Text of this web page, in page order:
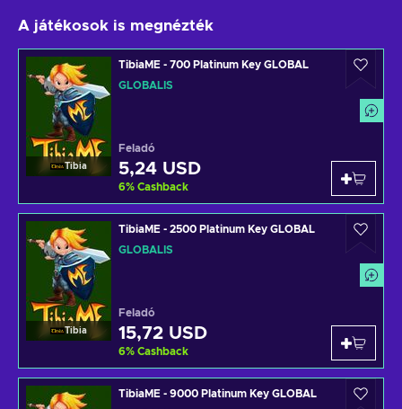
A játékosok is megnézték
Tibia
TibiaME - 700 Platinum Key GLOBAL
GLOBÁLIS
Feladó
5,24 USD
6% Cashback
Tibia
TibiaME - 2500 Platinum Key GLOBAL
GLOBÁLIS
Feladó
15,72 USD
6% Cashback
TibiaME - 9000 Platinum Key GLOBAL